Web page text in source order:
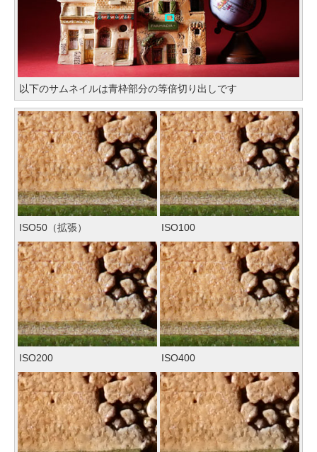
以下のサムネイルは青枠部分の等倍切り出しです
ISO50（拡張） ISO100
ISO200 ISO400